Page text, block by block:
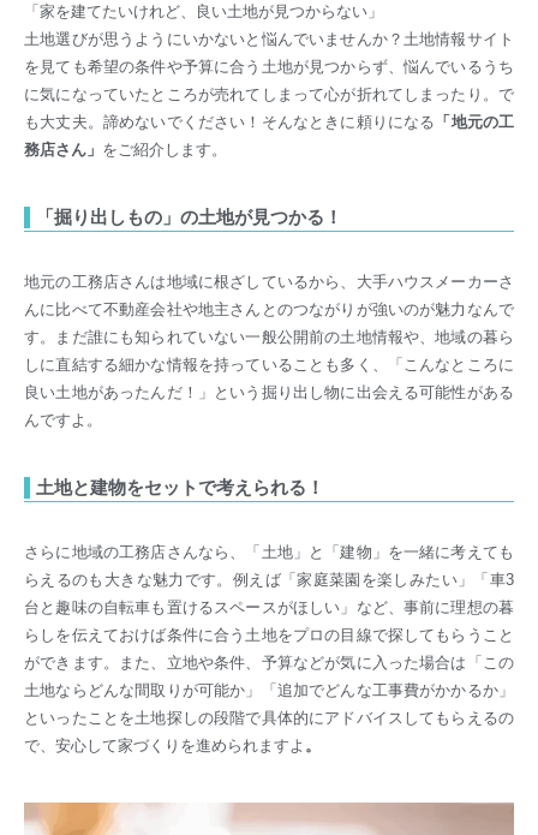
「家を建てたいけれど、良い土地が見つからない」
土地選びが思うようにいかないと悩んでいませんか？土地情報サイト
を見ても希望の条件や予算に合う土地が見つからず、悩んでいるうち
に気になっていたところが売れてしまって心が折れてしまったり。で
も大丈夫。諦めないでください！そんなときに頼りになる 「地元の工
務店さん」 をご紹介します。
「掘り出しもの」の土地が見つかる！
地元の工務店さんは地域に根ざしているから、大手ハウスメーカーさ
んに比べて不動産会社や地主さんとのつながりが強いのが魅力なんで
す。まだ誰にも知られていない一般公開前の土地情報や、地域の暮ら
しに直結する細かな情報を持っていることも多く、「こんなところに
良い土地があったんだ！」という掘り出し物に出会える可能性がある
んですよ。
土地と建物をセットで考えられる！
さらに地域の工務店さんなら、「土地」と「建物」を一緒に考えても
らえるのも大きな魅力です。例えば「家庭菜園を楽しみたい」「車3
台と趣味の自転車も置けるスペースがほしい」など、事前に理想の暮
らしを伝えておけば条件に合う土地をプロの目線で探してもらうこと
ができます。また、立地や条件、予算などが気に入った場合は「この
土地ならどんな間取りが可能か」「追加でどんな工事費がかかるか」
といったことを土地探しの段階で具体的にアドバイスしてもらえるの
で、安心して家づくりを進められますよ 。